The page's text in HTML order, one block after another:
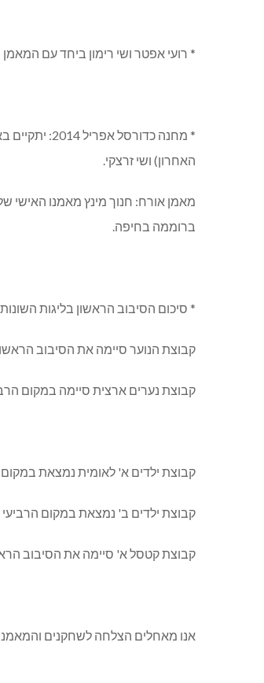
* רועי אפטר ושי רימון ביחד עם
* מחנה כדורסל אפריל 2014: יתקיים באולם בית ספר קשת בתאריכים 6-13 באפריל והוא מיועד לכל הגילאים, במחנה ידריכו המאמן האמריקני
האחרון) ושי זרצקי.
מאמן אורח: חנוך מינץ מאמנו האישי
ברוממה בחיפה.
* סיכום הסיבוב הראשון בליגות
קבוצת הנוער סיימה את הסיבוב הראשון במקום השלישי עם מאזן של 8 ניצחונות ו-3
קבוצת נערים ארצית סיימה במקום הרביעי עם 10 ניצחונות ו-3 הפסדים, מאמן:
קבוצת ילדים א' לאומית נמצאת במקום האחרון (מתוך 12 קבוצות) עם
קבוצת ילדים ב' נמצאת במקום הרביעי עם 6 ניצחונות ו-4 הפסדים, מאמן: יניב
קבוצת קטסל א' סיימה את הסיבוב הראשון במקום השני שלזכותה
אנו מאחלים הצלחה לשחקנים